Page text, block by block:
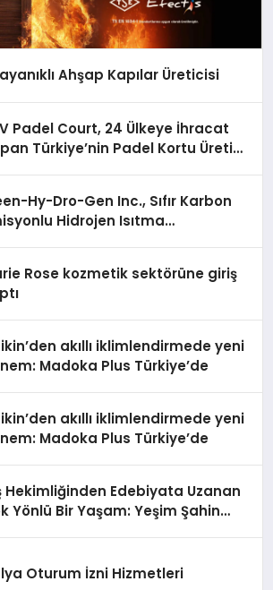
Ahşap Kapılar Üreticisi
Padel Court, 24 Ülkeye İhracat
Türkiye’nin Padel Kortu Üretim
Hy-Dro-Gen Inc., Sıfır Karbon
Hidrojen Isıtma
Rose kozmetik sektörüne giriş
akıllı iklimlendirmede yeni
Madoka Plus Türkiye’de
akıllı iklimlendirmede yeni
Madoka Plus Türkiye’de
Hekimliğinden Edebiyata Uzanan
Yönlü Bir Yaşam: Yeşim Şahin
Oturum İzni Hizmetleri